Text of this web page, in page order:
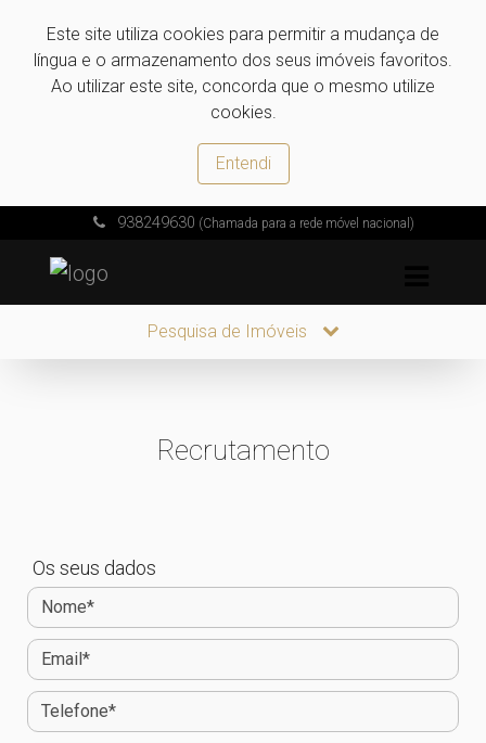
Este site utiliza cookies para permitir a mudança de
língua e o armazenamento dos seus imóveis favoritos.
Ao utilizar este site, concorda que o mesmo utilize
cookies.
Entendi
938249630 (Chamada para a rede móvel nacional)
Pesquisa de Imóveis
Recrutamento
Os seus dados